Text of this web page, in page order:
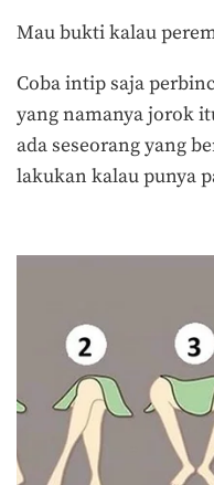
Mau bukti kalau
Coba intip saja
yang namanya jorok
ada seseorang yang
lakukan kalau punya